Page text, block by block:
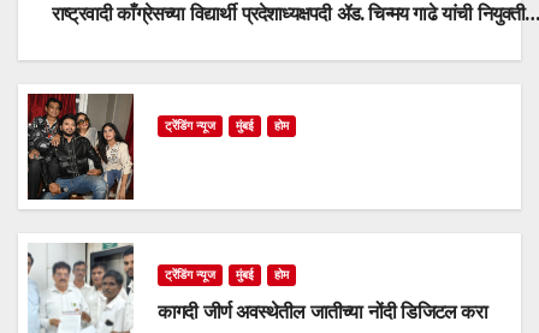
राष्ट्रवादी काँग्रेसच्या विद्यार्थी प्रदेशाध्यक्षपदी ॲड. चिन्मय गाढे यांची नियुक्ती…
ट्रेंडिंग न्यूज मुंबई होम
ट्रेंडिंग न्यूज मुंबई होम
कागदी जीर्ण अवस्थेतील जातीच्या नोंदी डिजिटल करा